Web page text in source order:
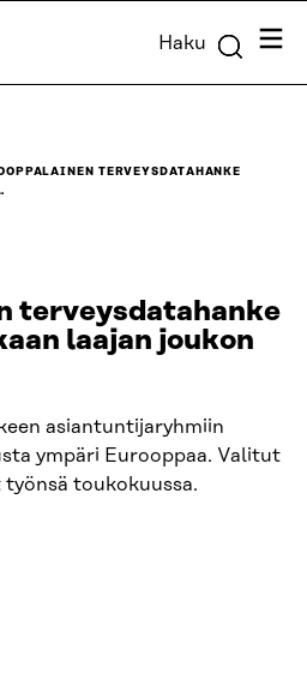
Haku
TERVEYSDATAHANKE
terveysdatahanke
laajan joukon
asiantuntijaryhmiin
ympäri Eurooppaa. Valitut
toukokuussa.